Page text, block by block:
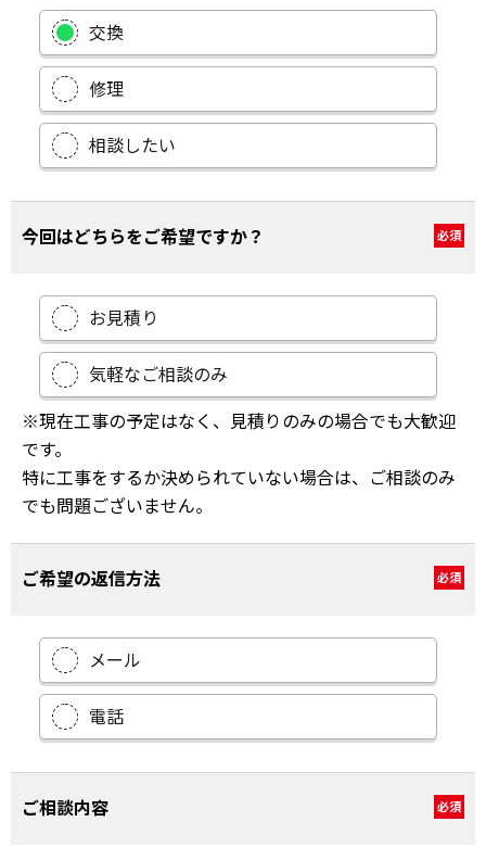
交換
修理
相談したい
今回はどちらをご希望ですか？ 必須
お見積り
気軽なご相談のみ
※現在工事の予定はなく、見積りのみの場合でも大歓迎
です。
特に工事をするか決められていない場合は、ご相談のみ
でも問題ございません。
ご希望の返信方法 必須
メール
電話
ご相談内容 必須